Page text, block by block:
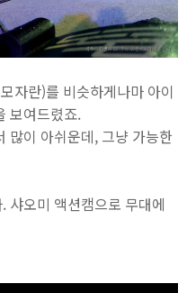
자란)를 비슷하게나마 아이
보여드렸죠.
많이 아쉬운데, 그냥 가능한
샤오미 액션캠으로 무대에